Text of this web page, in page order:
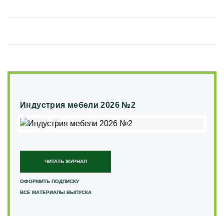
Индустрия мебели 2026 №2
ЧИТАТЬ ЖУРНАЛ
ОФОРМИТЬ ПОДПИСКУ
ВСЕ МАТЕРИАЛЫ ВЫПУСКА